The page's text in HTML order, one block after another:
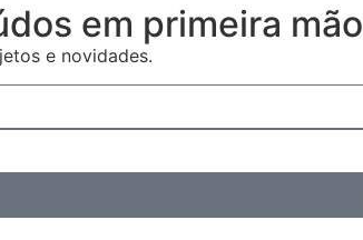
em primeira mão
e novidades.